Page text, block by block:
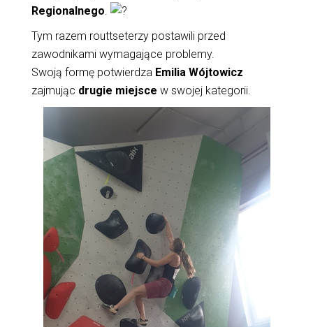
Regionalnego.
Tym razem routtseterzy postawili przed
zawodnikami wymagające problemy.
Swoją formę potwierdza Emilia Wójtowicz
zajmując drugie miejsce w swojej kategorii.